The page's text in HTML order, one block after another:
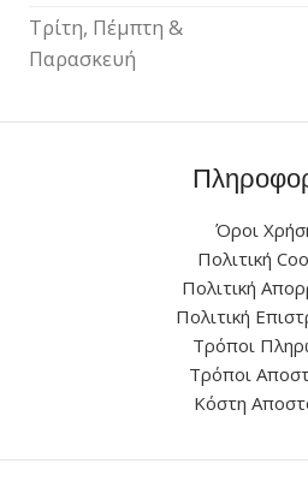
Τρίτη, Πέμπτη &
Παρασκευή
Όροι
Πολιτική
Πολιτική
Πολιτική
Τρόποι
Τρόποι
Κόστη